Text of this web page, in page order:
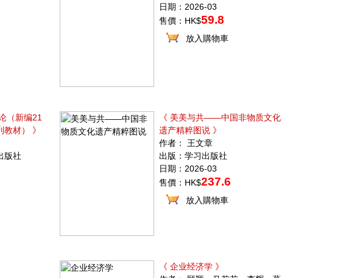
日期：2026-03
售價：HK$59.8
放入購物車
（新编21
材） 》
版社
《 美美与共——中国非物质文化
遗产精粹图说 》
作者： 王文章
出版：学习出版社
日期：2026-03
售價：HK$237.6
放入購物車
《 企业经济学 》